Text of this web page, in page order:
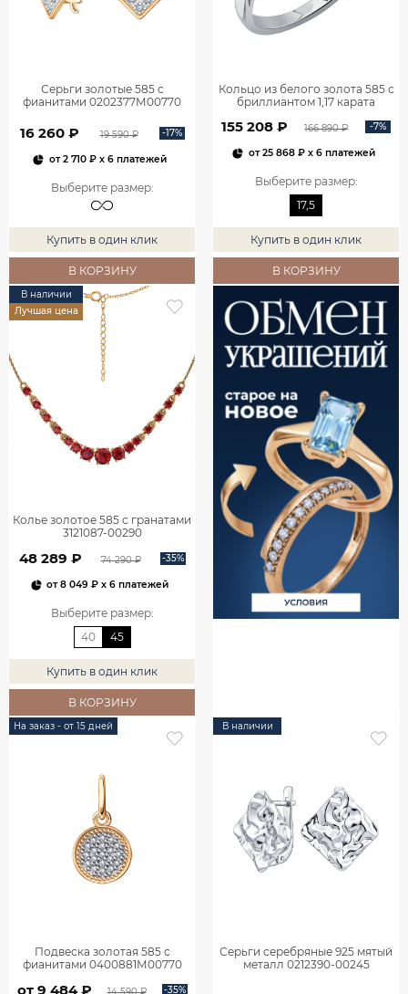
Серьги золотые 585 с
фианитами 0202377М00770
16 260 ₽ 19 590 ₽ -17%
от2 710 ₽x 6 платежей
Выберите размер:
Купить в один клик
В КОРЗИНУ
Кольцо из белого золота 585 с
бриллиантом 1,17 карата
155 208 ₽ 166 890 ₽ -7%
от25 868 ₽x 6 платежей
Выберите размер:
17,5
Купить в один клик
В КОРЗИНУ
В наличии
Лучшая цена
Колье золотое 585 с гранатами
3121087-00290
48 289 ₽ 74 290 ₽ -35%
от8 049 ₽ x 6 платежей
Выберите размер:
40
45
Купить в один клик
В КОРЗИНУ
На заказ - от 15 дней
Подвеска золотая 585 с
фианитами 0400881М00770
от 9 484 ₽ 14 590 ₽ -35%
В наличии
Серьги серебряные 925 мятый
металл 0212390-00245